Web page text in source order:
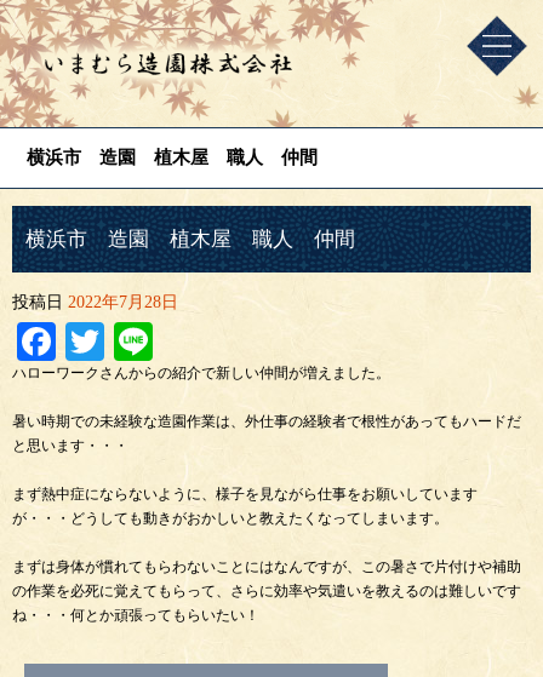
横浜市 造園 植木屋 職人 仲間
横浜市 造園 植木屋 職人 仲間
投稿日 2022年7月28日
Facebook
Twitter
ハローワークさんからの紹介で新しい仲間が増えました。
暑い時期での未経験な造園作業は、外仕事の経験者で根性があってもハードだ
と思います・・・
まず熱中症にならないように、様子を見ながら仕事をお願いしています
が・・・どうしても動きがおかしいと教えたくなってしまいます。
まずは身体が慣れてもらわないことにはなんですが、この暑さで片付けや補助
の作業を必死に覚えてもらって、さらに効率や気遣いを教えるのは難しいです
ね・・・何とか頑張ってもらいたい！